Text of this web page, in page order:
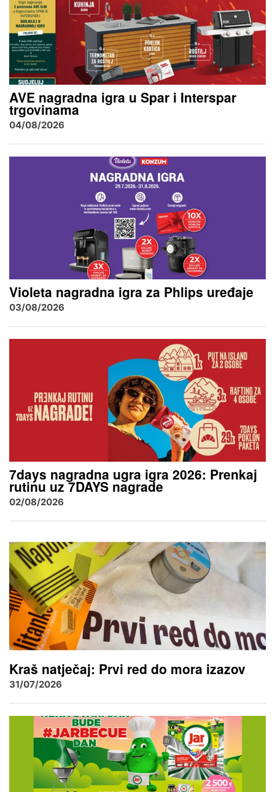
AVE nagradna igra u Spar i Interspar
trgovinama
04/08/2026
Violeta nagradna igra za Phlips uređaje
03/08/2026
7days nagradna ugra igra 2026: Prenkaj
rutinu uz 7DAYS nagrade
02/08/2026
Kraš natječaj: Prvi red do mora izazov
31/07/2026